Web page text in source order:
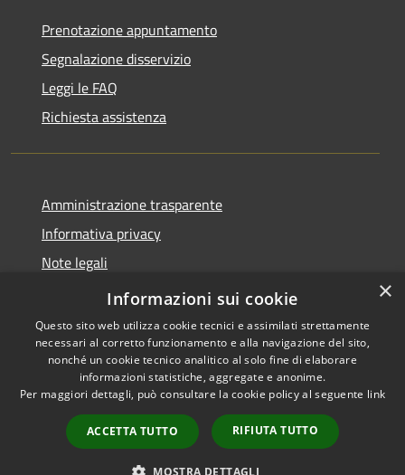
Prenotazione appuntamento
Segnalazione disservizio
Leggi le FAQ
Richiesta assistenza
Amministrazione trasparente
Informativa privacy
Note legali
Dichiarazione di accessibilità
Accessibilità
Copyright © 2026 • Comune di
Griante • Powered by
Municipium•
Accesso
redazione
×
Informazioni sui cookie
Questo sito web utilizza cookie tecnici e assimilati strettamente
necessari al corretto funzionamento e alla navigazione del sito,
nonché un cookie tecnico analitico al solo fine di elaborare
informazioni statistiche, aggregate e anonime.
Per maggiori dettagli, può consultare la cookie policy al seguente link
ACCETTA TUTTO RIFIUTA TUTTO
MOSTRA DETTAGLI